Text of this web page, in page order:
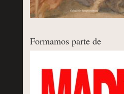
Formamos parte de